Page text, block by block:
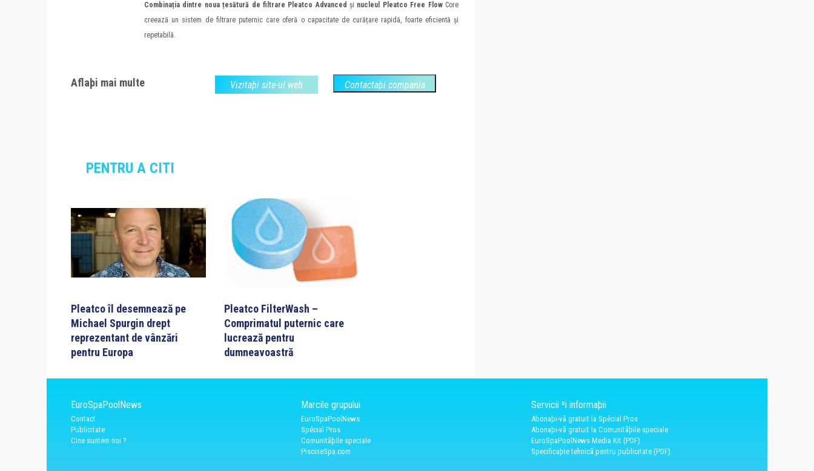
Combinația dintre noua țesătură de filtrare Pleatco Advanced și nucleul Pleatco Free FlowCore
creează un sistem de filtrare puternic care oferă o capacitate de curățare rapidă, foarte eficientă și
repetabilă.
Aflaþi mai multe Vizitaþi site-ul web Contactaþi compania
PENTRU A CITI
Pleatco îl desemnează pe
Michael Spurgin drept
reprezentant de vânzări
pentru Europa
Pleatco FilterWash –
Comprimatul puternic care
lucrează pentru
dumneavoastră
EuroSpaPoolNews
Contact
Publicitate
Cine suntem noi ?
Marcile grupului
EuroSpaPoolNews
Spécial Pros
Comunitãþile speciale
PiscineSpa.com
Servicii ºi informaþii
Abonaþi-vã gratuit la Spécial Pros
Abonaþi-vã gratuit la Comunitãþile speciale
EuroSpaPoolNews Media Kit (PDF)
Specificaþie tehnicã pentru publicitate (PDF)